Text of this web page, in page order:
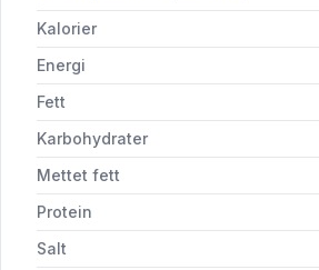
Kalorier
Energi
Fett
Karbohydrater
Mettet fett
Protein
Salt